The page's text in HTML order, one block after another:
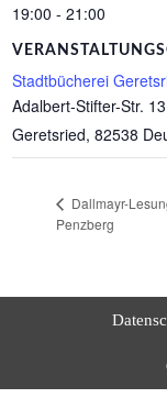
19:00 - 21:00
Stadtbücherei
Adalbert-Stifter-Str. 13
Geretsried, 82538
Dallmayr-
Penzberg